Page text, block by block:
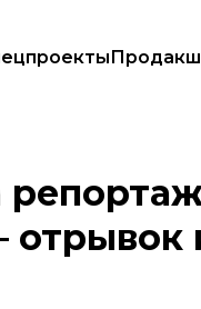
новой книги Натальи